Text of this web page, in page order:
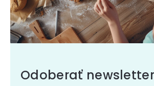
Odoberať newsletter